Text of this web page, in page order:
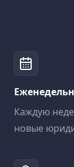
Каждую
новые